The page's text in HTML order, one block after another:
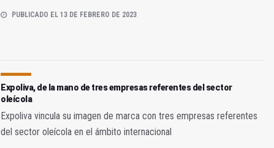
PUBLICADO EL 13 DE FEBRERO DE 2023
Expoliva, de la mano de tres empresas referentes del sector
oleícola
Expoliva vincula su imagen de marca con tres empresas referentes
del sector oleícola en el ámbito internacional